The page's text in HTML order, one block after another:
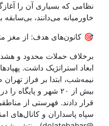
نظامی که بسیاری آن را
خاورمیانه می‌دانند، بی‌سابقه
🎯 کانون‌های هدف: از مغز
برخلاف حملات محدود و
ابعاد استراتژیک داشت.
نیمه‌شب، ابتدا بر فراز
بیش از ۲۰ شهر و
قرار دادند. فهرستی از
سپاه پاسداران و کانال‌های